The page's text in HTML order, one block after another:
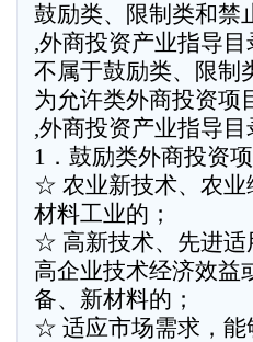
鼓励类、限制类和禁
,外商投资产业指导目
不属于鼓励类、限制
为允许类外商投资项
,外商投资产业指导目
1．鼓励类外商投资
☆ 农业新技术、农业
材料工业的；
☆ 高新技术、先进适
高企业技术经济效益
备、新材料的；
☆ 适应市场需求，能